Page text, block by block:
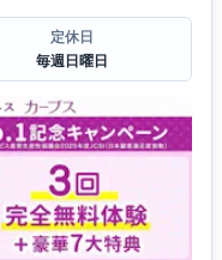
定休日
毎週日曜日